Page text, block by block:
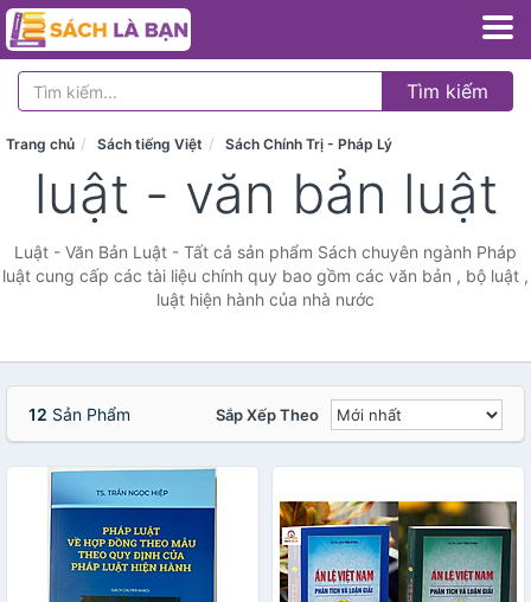
Tìm kiếm
Trang chủ Sách tiếng Việt Sách Chính Trị - Pháp Lý
luật - văn bản luật
Luật - Văn Bản Luật - Tất cả sản phẩm Sách chuyên ngành Pháp
luật cung cấp các tài liệu chính quy bao gồm các văn bản , bộ luật ,
luật hiện hành của nhà nước
12 Sản Phẩm Sắp Xếp Theo